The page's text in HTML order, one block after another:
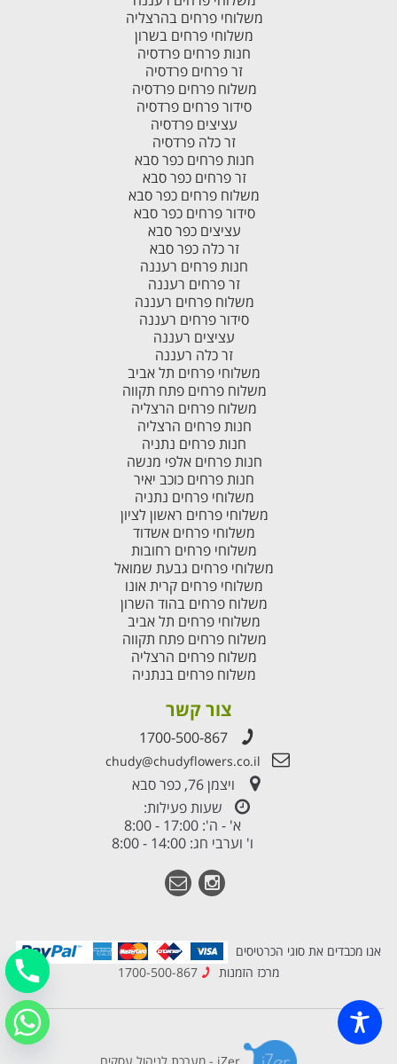
משלוחי פרחים בהרצליה
משלוחי פרחים בשרון
חנות פרחים פרדסיה
זר פרחים פרדסיה
משלוח פרחים פרדסיה
סידור פרחים פרדסיה
עציצים פרדסיה
זר כלה פרדסיה
חנות פרחים כפר סבא
זר פרחים כפר סבא
משלוח פרחים כפר סבא
סידור פרחים כפר סבא
עציצים כפר סבא
זר כלה כפר סבא
חנות פרחים רעננה
זר פרחים רעננה
משלוח פרחים רעננה
סידור פרחים רעננה
עציצים רעננה
זר כלה רעננה
משלוחי פרחים תל אביב
משלוח פרחים פתח תקווה
משלוח פרחים הרצליה
חנות פרחים הרצליה
חנות פרחים נתניה
חנות פרחים אלפי מנשה
חנות פרחים כוכב יאיר
משלוחי פרחים נתניה
משלוחי פרחים ראשון לציון
משלוחי פרחים אשדוד
משלוחי פרחים רחובות
משלוחי פרחים גבעת שמואל
משלוחי פרחים קרית אונו
משלוח פרחים בהוד השרון
משלוחי פרחים תל אביב
משלוח פרחים פתח תקווה
משלוח פרחים הרצליה
משלוח פרחים בנתניה
צור קשר
1700-500-867
chudy@chudyflowers.co.il
ויצמן 76, כפר סבא
שעות פעילות:
א' - ה': 17:00 - 8:00
ו' וערבי חג: 14:00 - 8:00
אנו מכבדים את סוגי הכרטיסים
מרכז הזמנות